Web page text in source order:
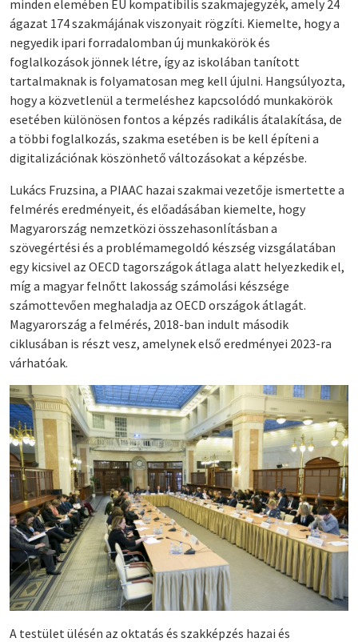
minden elemében EU kompatibilis szakmajegyzék, amely 24
ágazat 174 szakmájának viszonyait rögzíti. Kiemelte, hogy a
negyedik ipari forradalomban új munkakörök és
foglalkozások jönnek létre, így az iskolában tanított
tartalmaknak is folyamatosan meg kell újulni. Hangsúlyozta,
hogy a közvetlenül a termeléshez kapcsolódó munkakörök
esetében különösen fontos a képzés radikális átalakítása, de
a többi foglalkozás, szakma esetében is be kell építeni a
digitalizációnak köszönhető változásokat a képzésbe.
Lukács Fruzsina, a PIAAC hazai szakmai vezetője ismertette a
felmérés eredményeit, és előadásában kiemelte, hogy
Magyarország nemzetközi összehasonlításban a
szövegértési és a problémamegoldó készség vizsgálatában
egy kicsivel az OECD tagországok átlaga alatt helyezkedik el,
míg a magyar felnőtt lakosság számolási készsége
számottevően meghaladja az OECD országok átlagát.
Magyarország a felmérés, 2018-ban indult második
ciklusában is részt vesz, amelynek első eredményei 2023-ra
várhatóak.
A testület ülésén az oktatás és szakképzés hazai és